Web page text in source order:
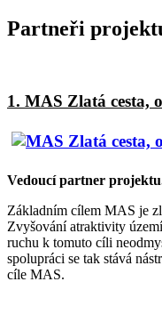
Partneři
1. MAS Zlatá cesta,
Vedoucí partner
Základním cílem MAS je
Zvyšování atraktivity
ruchu k tomuto cíli
spolupráci se tak stává
cíle MAS.